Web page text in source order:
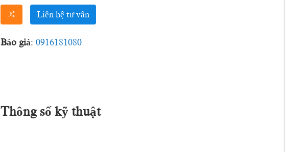
Liên hệ tư vấn
Báo giá: 0916181080
Thông số kỹ thuật